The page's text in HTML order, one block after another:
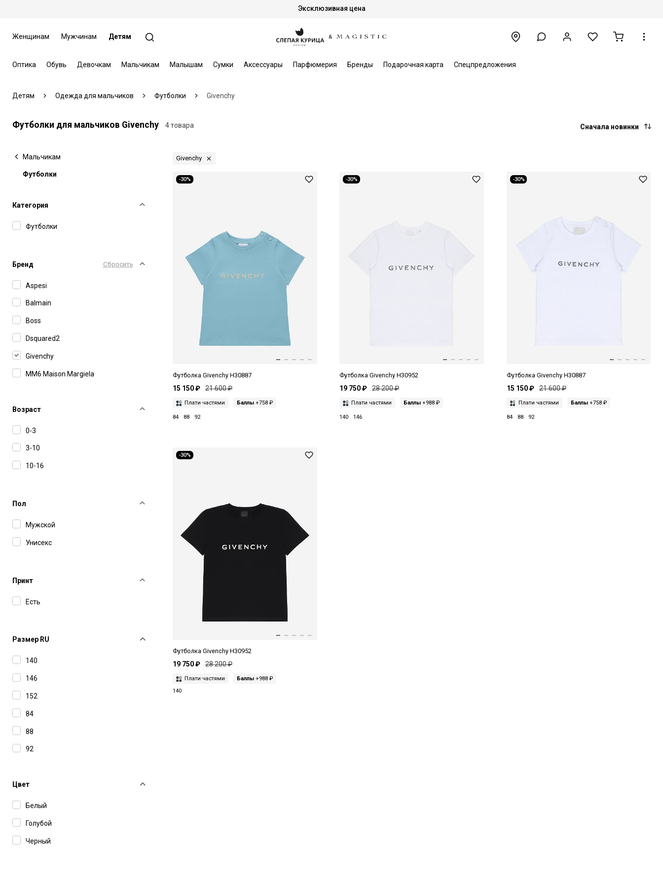
Эксклюзивная цена
Женщинам Мужчинам Детям
Оптика Обувь Девочкам Мальчикам Малышам Сумки Аксессуары Парфюмерия Бренды Подарочная карта Спецпредложения
Детям Одежда для мальчиков Футболки Givenchy
Футболки для мальчиков Givenchy 4 товара Сначала новинки
Мальчикам
Футболки
Категория
Футболки
Бренд Сбросить
Aspesi
Balmain
Boss
Dsquared2
Givenchy
MM6 Maison Margiela
Возраст
0-3
3-10
10-16
Пол
Мужской
Унисекс
Принт
Есть
Размер RU
140
146
152
84
88
92
98
Цвет
Белый
Голубой
Черный
Givenchy
-30%
Футболка Givenchy H30887
15 150 ₽ 21 600 ₽
Плати частями Баллы +758 ₽
84 88 92
-30%
Футболка Givenchy H30952
19 750 ₽ 28 200 ₽
Плати частями Баллы +988 ₽
140 146
-30%
Футболка Givenchy H30887
15 150 ₽ 21 600 ₽
Плати частями Баллы+758 ₽
84 88 92
-30%
Футболка Givenchy H30952
19 750 ₽ 28 200 ₽
Плати частями Баллы +988 ₽
140